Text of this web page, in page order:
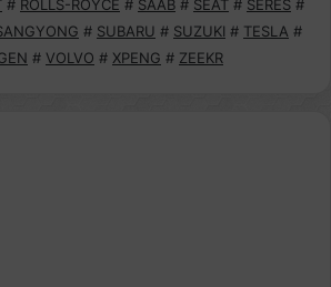
# ROLLS-ROYCE # SAAB # SEAT # SERES #
# SUBARU # SUZUKI # TESLA #
# VOLVO # XPENG # ZEEKR